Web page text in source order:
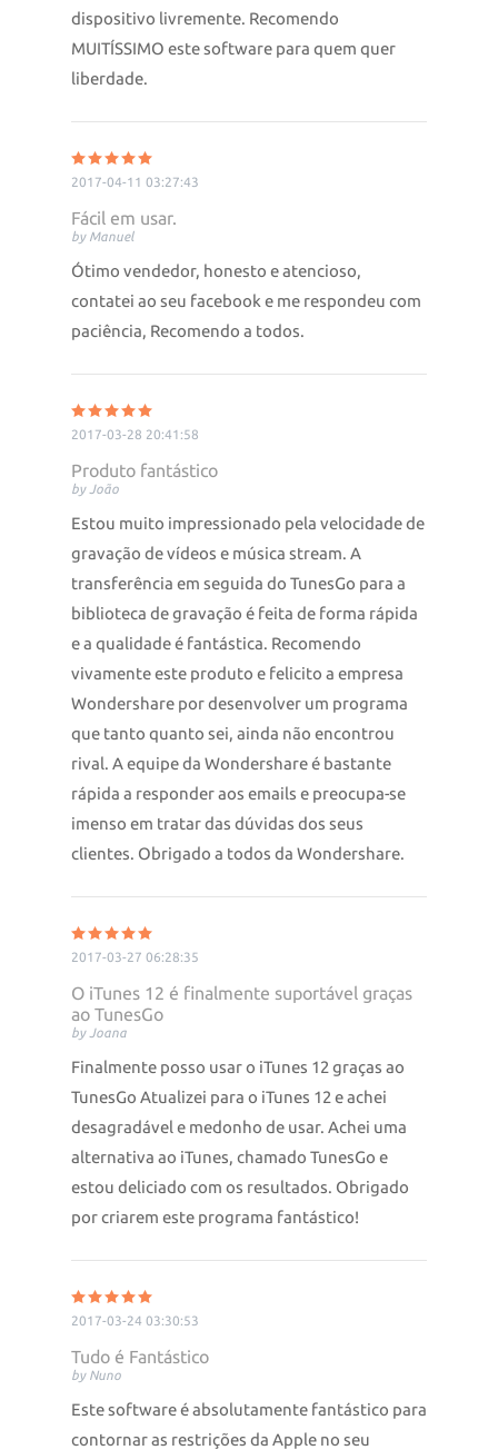
dispositivo livremente. Recomendo
MUITÍSSIMO este software para quem quer
liberdade.
2017-04-11 03:27:43
Fácil em usar.
by Manuel
Ótimo vendedor, honesto e atencioso,
contatei ao seu facebook e me respondeu com
paciência, Recomendo a todos.
2017-03-28 20:41:58
Produto fantástico
by João
Estou muito impressionado pela velocidade de
gravação de vídeos e música stream. A
transferência em seguida do TunesGo para a
biblioteca de gravação é feita de forma rápida
e a qualidade é fantástica. Recomendo
vivamente este produto e felicito a empresa
Wondershare por desenvolver um programa
que tanto quanto sei, ainda não encontrou
rival. A equipe da Wondershare é bastante
rápida a responder aos emails e preocupa-se
imenso em tratar das dúvidas dos seus
clientes. Obrigado a todos da Wondershare.
2017-03-27 06:28:35
O iTunes 12 é finalmente suportável graças
ao TunesGo
by Joana
Finalmente posso usar o iTunes 12 graças ao
TunesGo Atualizei para o iTunes 12 e achei
desagradável e medonho de usar. Achei uma
alternativa ao iTunes, chamado TunesGo e
estou deliciado com os resultados. Obrigado
por criarem este programa fantástico!
2017-03-24 03:30:53
Tudo é Fantástico
by Nuno
Este software é absolutamente fantástico para
contornar as restrições da Apple no seu